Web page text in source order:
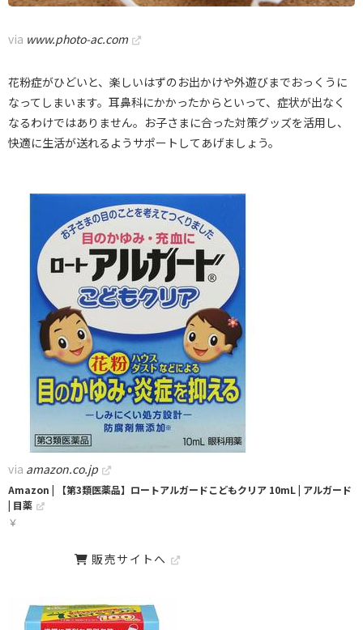
via www.photo-ac.com
花粉症がひどいと、楽しいはずのお出かけや外遊びまでおっくうに
なってしまいます。耳鼻科にかかったからといって、症状が出なく
なるわけではありません。お子さまに合った対策グッズを活用し、
快適に生活が送れるようサポートしてあげましょう。
via amazon.co.jp
Amazon | 【第3類医薬品】ロートアルガードこどもクリア 10mL | アルガード
| 目薬
￥
販売サイトへ